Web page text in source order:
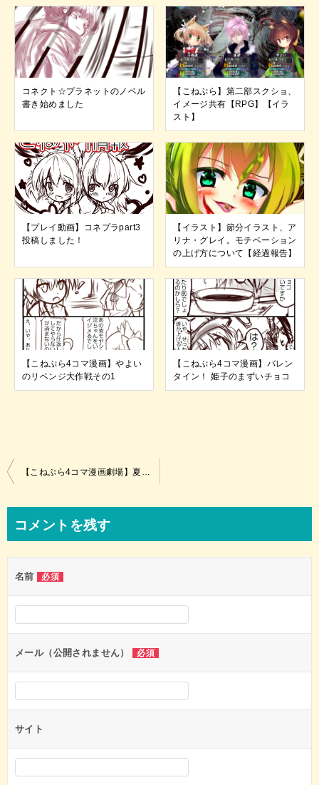
コネクト☆プラネットのノベル
書き始めました
【こねぷら】第二部スクショ、
イメージ共有【RPG】【イラ
スト】
【プレイ動画】コネプラpart3
投稿しました！
【イラスト】節分イラスト、ア
リナ・グレイ。モチベーション
の上げ方について【経過報告】
【こねぷら4コマ漫画】やよい
のリベンジ大作戦その1
【こねぷら4コマ漫画】バレン
タイン！ 姫子のまずいチョコ
投
ビ
ゲ
ー
シ
ン
【こねぷら4コマ漫画劇場】夏の風物詩！危険すぎる花火！？
コメントを残す
名前 必須
メール（公開されません） 必須
サイト